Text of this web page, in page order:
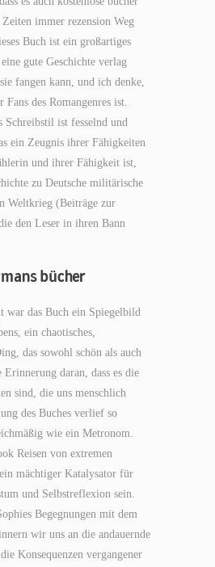
immer rezension Weg
Buch ist ein großartiges
gute Geschichte verlag
fangen kann, und ich denke,
Fans des Romangenres ist.
Schreibstil ist fesselnd und
ein Zeugnis ihrer Fähigkeiten
und ihrer Fähigkeit ist,
zu Deutsche militärische
Weltkrieg (Beiträge zur
den Leser in ihren Bann
bücher
war das Buch ein Spiegelbild
ein chaotisches,
das sowohl schön als auch
daran, dass es die
sind, die uns menschlich
des Buches verlief so
wie ein Metronom.
Reisen von extremen
mächtiger Katalysator für
und Selbstreflexion sein.
Begegnungen mit dem
wir uns an die andauernde
Konsequenzen vergangener